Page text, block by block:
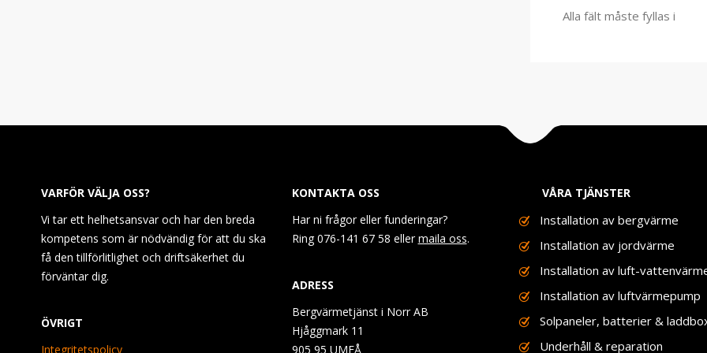
Alla fält måste fyllas i
VARFÖR VÄLJA OSS?
Vi tar ett helhetsansvar och har den breda
kompetens som är nödvändig för att du ska
få den tillförlitlighet och driftsäkerhet du
förväntar dig.
ÖVRIGT
Integritetspolicy
KONTAKTA OSS
Har ni frågor eller funderingar?
Ring 076-141 67 58 ellermaila oss.
ADRESS
Bergvärmetjänst i Norr AB
Hjåggmark 11
905 95 UMEÅ
VÅRA TJÄNSTER
Installation av bergvärme
Installation av jordvärme
Installation av luft-
Installation av luftvärmepump
Solpaneler, batterier &
Underhåll & reparation